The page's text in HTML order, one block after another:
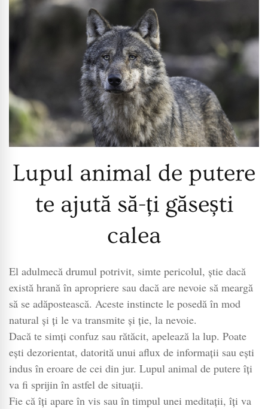
Lupul animal de putere
te ajută să-ți găsești
calea
El adulmecă drumul potrivit, simte pericolul, știe dacă
există hrană în apropriere sau dacă are nevoie să meargă
să se adăpostească. Aceste instincte le posedă în mod
natural și ți le va transmite și ție, la nevoie.
Dacă te simți confuz sau rătăcit, apelează la lup. Poate
ești dezorientat, datorită unui aflux de informații sau ești
indus în eroare de cei din jur. Lupul animal de putere îți
va fi sprijin în astfel de situații.
Fie că îți apare în vis sau în timpul unei meditații, îți va